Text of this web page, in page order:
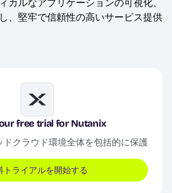
カルなアプリケーションの可視化、
、堅牢で信頼性の高いサービス提供
Image
free trial for Nutanix
クラウド環境全体を包括的に保護
トライアルを開始する